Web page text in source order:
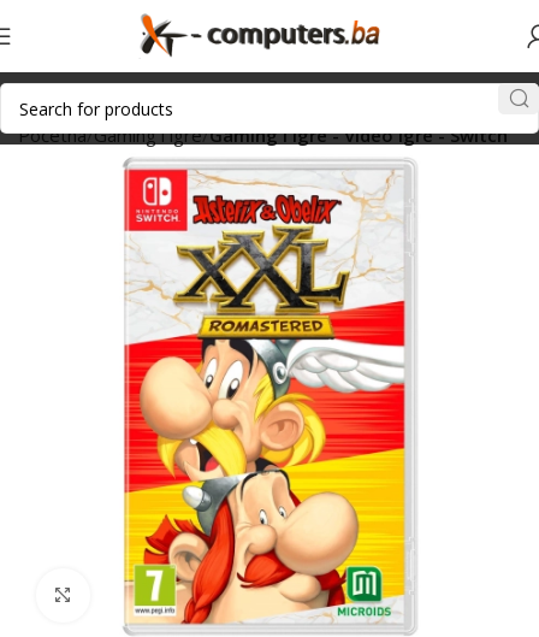
Početna Gaming i igre Gaming i igre - Video igre - Switch
Click to enlarge